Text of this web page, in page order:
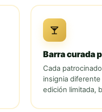
Barra curada
Cada
insignia
edición limitada,